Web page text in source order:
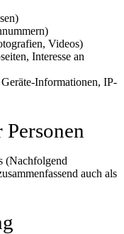
Videos)
Interesse an
Informationen, IP-
(Nachfolgend
auch als